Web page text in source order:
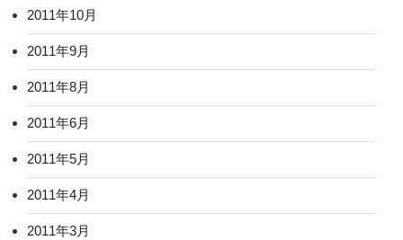
2011年10月
2011年9月
2011年8月
2011年6月
2011年5月
2011年4月
2011年3月